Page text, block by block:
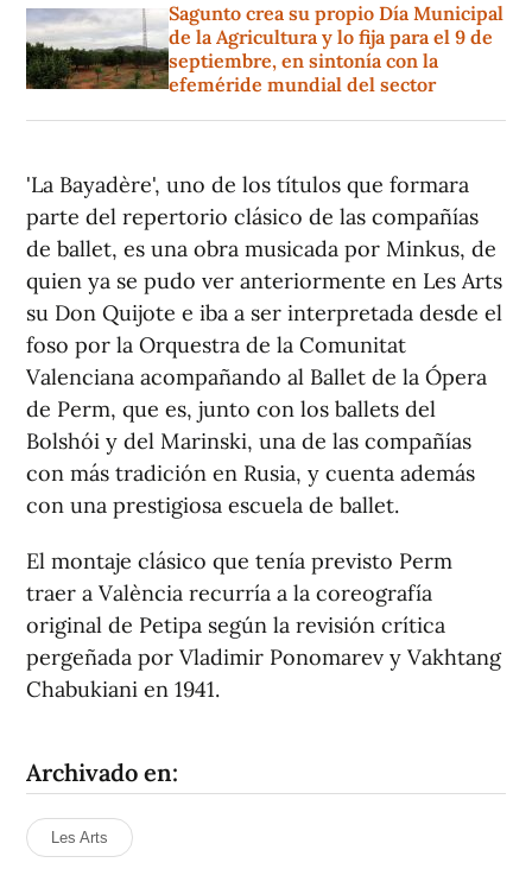
Sagunto crea su propio Día Municipal
de la Agricultura y lo fija para el 9 de
septiembre, en sintonía con la
efeméride mundial del sector
'La Bayadère', uno de los títulos que formara
parte del repertorio clásico de las compañías
de ballet, es una obra musicada por Minkus, de
quien ya se pudo ver anteriormente en Les Arts
su Don Quijote e iba a ser interpretada desde el
foso por la Orquestra de la Comunitat
Valenciana acompañando al Ballet de la Ópera
de Perm, que es, junto con los ballets del
Bolshói y del Marinski, una de las compañías
con más tradición en Rusia, y cuenta además
con una prestigiosa escuela de ballet.
El montaje clásico que tenía previsto Perm
traer a València recurría a la coreografía
original de Petipa según la revisión crítica
pergeñada por Vladimir Ponomarev y Vakhtang
Chabukiani en 1941.
Archivado en:
Les Arts